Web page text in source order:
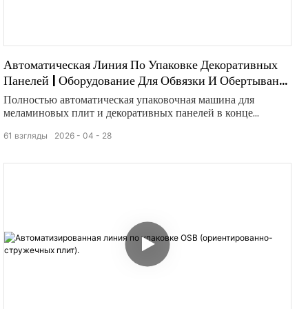
груза во время транспортировки. Автоматизированная
бесперебойную передачу тяжелых грузов между
упаковочными станциями.
Автоматическая Линия По Упаковке Декоративных
Панелей | Оборудование Для Обвязки И Обертывания
В Конце Производственной Линии
Полностью автоматическая упаковочная машина для
меламиновых плит и декоративных панелей в конце
защита, экономия трудозатрат и высокая эффективность
2026 04 28
61 взгляды